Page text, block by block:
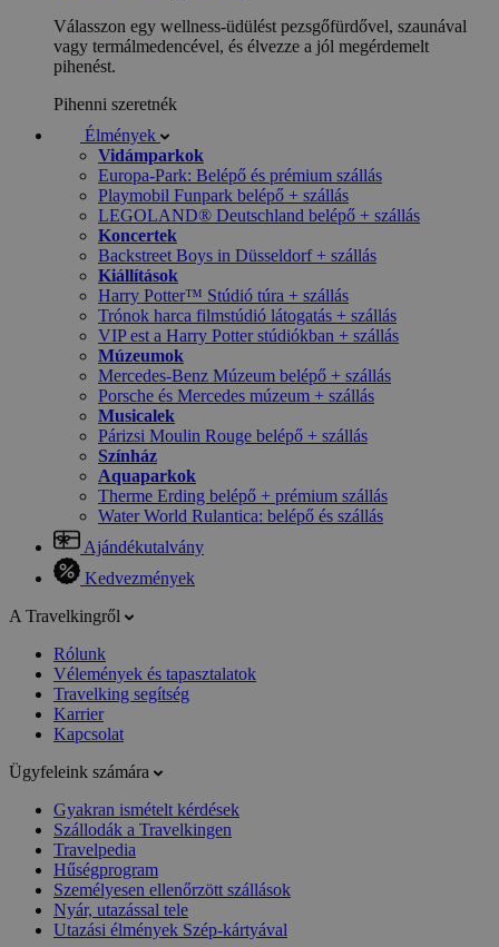
Válasszon egy wellness-üdülést pezsgőfürdővel, szaunával
vagy termálmedencével, és élvezze a jól megérdemelt
pihenést.
Pihenni szeretnék
Élmények
Vidámparkok
Europa-Park: Belépő és prémium szállás
Playmobil Funpark belépő + szállás
LEGOLAND® Deutschland belépő + szállás
Koncertek
Backstreet Boys in Düsseldorf + szállás
Kiállítások
Harry Potter™ Stúdió túra + szállás
Trónok harca filmstúdió látogatás + szállás
VIP est a Harry Potter stúdiókban + szállás
Múzeumok
Mercedes-Benz Múzeum belépő + szállás
Porsche és Mercedes múzeum + szállás
Musicalek
Párizsi Moulin Rouge belépő + szállás
Színház
Aquaparkok
Therme Erding belépő + prémium szállás
Water World Rulantica: belépő és szállás
Ajándékutalvány
Kedvezmények
A Travelkingről
Rólunk
Vélemények és tapasztalatok
Travelking segítség
Karrier
Kapcsolat
Ügyfeleink számára
Gyakran ismételt kérdések
Szállodák a Travelkingen
Travelpedia
Hűségprogram
Személyesen ellenőrzött szállások
Nyár, utazással tele
Utazási élmények Szép-kártyával